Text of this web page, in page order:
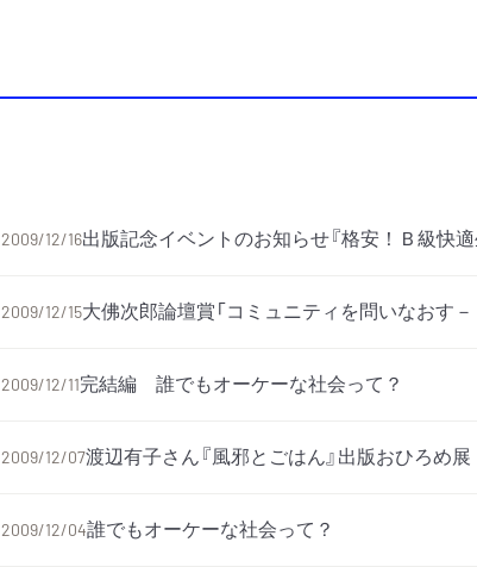
2009/12/16出版記念イベントのお知らせ『格安！Ｂ級快
2009/12/15大佛次郎論壇賞「コミュニティを問いなおす
2009/12/11完結編 誰でもオーケーな社会って？
2009/12/07渡辺有子さん『風邪とごはん』出版おひろめ展
2009/12/04誰でもオーケーな社会って？